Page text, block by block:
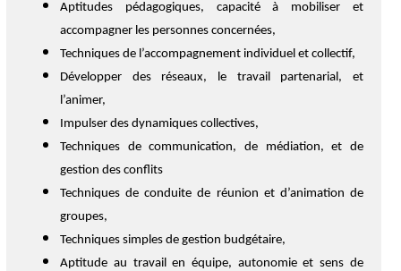
Aptitudes pédagogiques, capacité à mobiliser et
accompagner les personnes concernées,
Techniques de l’accompagnement individuel et collectif,
Développer des réseaux, le travail partenarial, et
l’animer,
Impulser des dynamiques collectives,
Techniques de communication, de médiation, et de
gestion des conflits
Techniques de conduite de réunion et d’animation de
groupes,
Techniques simples de gestion budgétaire,
Aptitude au travail en équipe, autonomie et sens de